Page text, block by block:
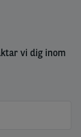
vi dig inom